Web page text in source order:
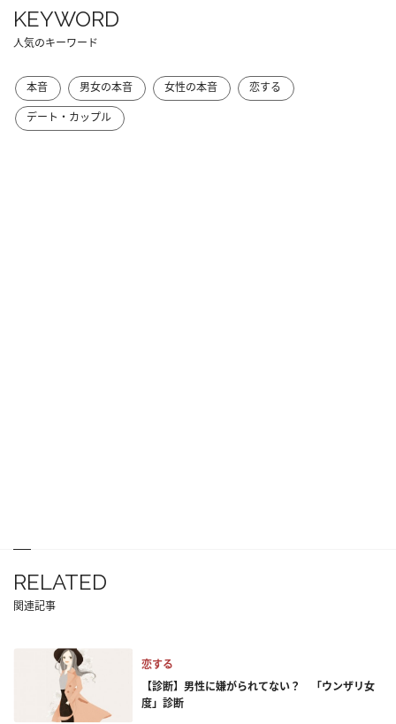
KEYWORD
人気のキーワード
本音 男女の本音 女性の本音
恋する
デート・カップル
RELATED
関連記事
恋する
【診断】男性に嫌がられてない？ 「ウンザリ女
度」診断